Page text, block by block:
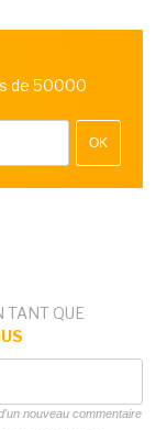
de 50000
OK
TANT QUE
nouveau commentaire